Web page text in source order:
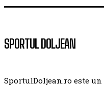
SPORTUL DOLJEAN
SportulDoljean.ro este